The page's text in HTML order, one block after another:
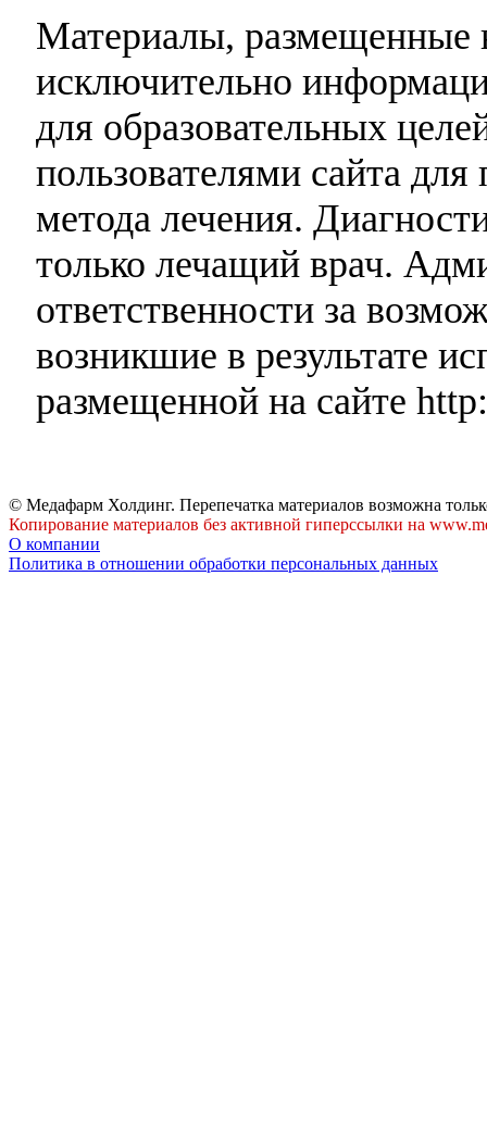
Материалы, размещенные
исключительно
для образовательных
пользователями сайта
метода лечения.
только лечащий врач.
ответственности за
возникшие в результате
размещенной на сайте
© Медафарм Холдинг. Перепечатка материалов возможна
Копирование материалов без активной гиперссылки на
О компании
Политика в отношении обработки персональных данных